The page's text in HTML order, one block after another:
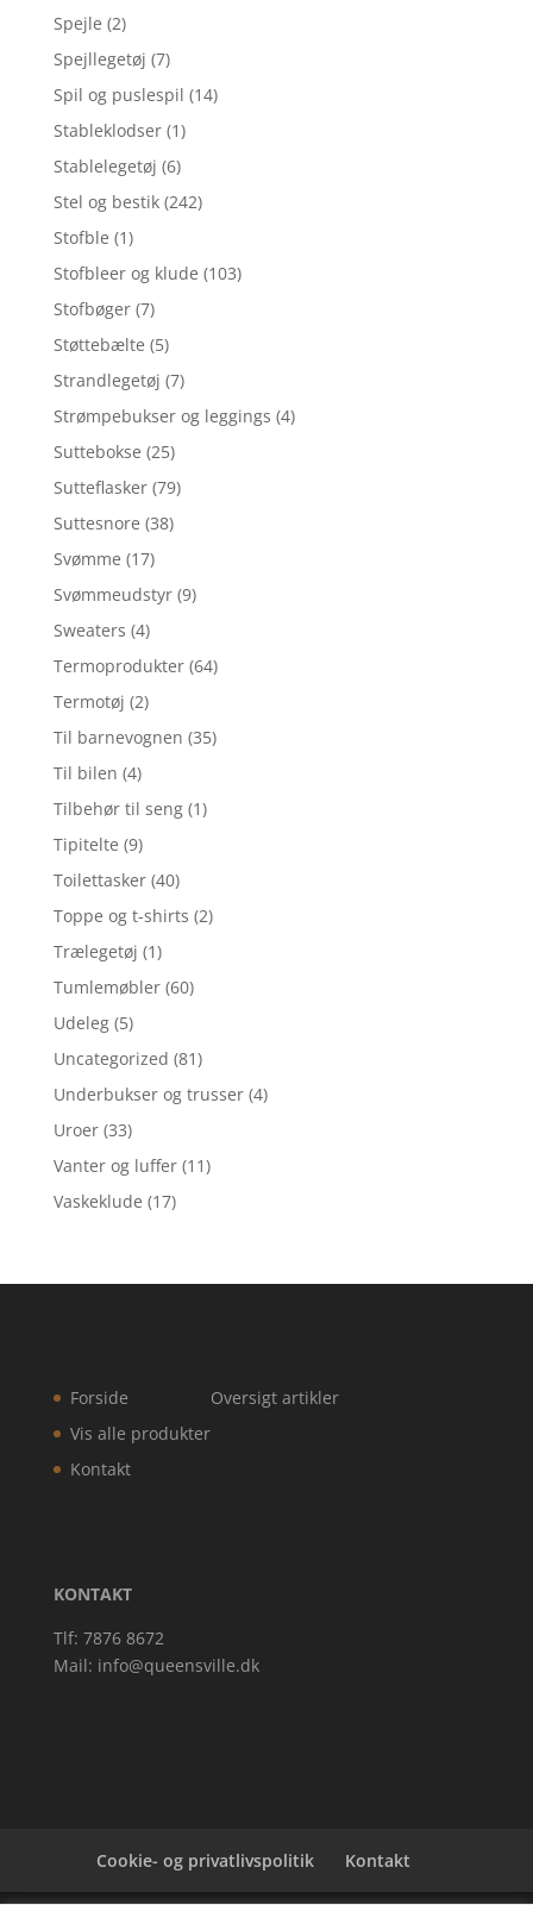
Spejle (2)
Spejllegetøj (7)
Spil og puslespil (14)
Stableklodser (1)
Stablelegetøj (6)
Stel og bestik (242)
Stofble (1)
Stofbleer og klude (103)
Stofbøger (7)
Støttebælte (5)
Strandlegetøj (7)
Strømpebukser og leggings (4)
Suttebokse (25)
Sutteflasker (79)
Suttesnore (38)
Svømme (17)
Svømmeudstyr (9)
Sweaters (4)
Termoprodukter (64)
Termotøj (2)
Til barnevognen (35)
Til bilen (4)
Tilbehør til seng (1)
Tipitelte (9)
Toilettasker (40)
Toppe og t-shirts (2)
Trælegetøj (1)
Tumlemøbler (60)
Udeleg (5)
Uncategorized (81)
Underbukser og trusser (4)
Uroer (33)
Vanter og luffer (11)
Vaskeklude (17)
Forside
Vis alle produkter
Kontakt
Oversigt artikler
KONTAKT
Tlf: 7876 8672
Mail: info@queensville.dk
Cookie- og privatlivspolitik Kontakt